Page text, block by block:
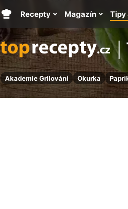
Akademie Grilování Okurka
Hlavní
stránka
Recepty Magazín Tipy